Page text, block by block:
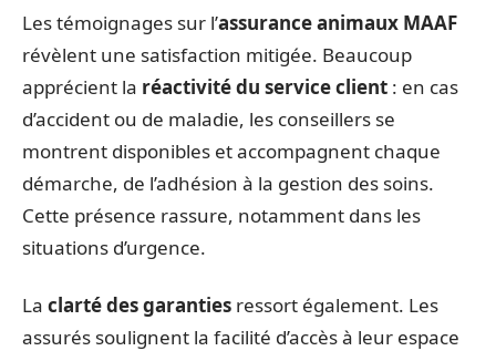
Les témoignages sur l’assurance animaux MAAF
révèlent une satisfaction mitigée. Beaucoup
apprécient la réactivité du service client : en cas
d’accident ou de maladie, les conseillers se
montrent disponibles et accompagnent chaque
démarche, de l’adhésion à la gestion des soins.
Cette présence rassure, notamment dans les
situations d’urgence.
La clarté des garanties ressort également. Les
assurés soulignent la facilité d’accès à leur espace